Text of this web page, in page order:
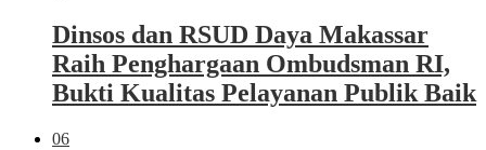
Dinsos dan RSUD Daya Makassar
Raih Penghargaan Ombudsman RI,
Bukti Kualitas Pelayanan Publik Baik
06